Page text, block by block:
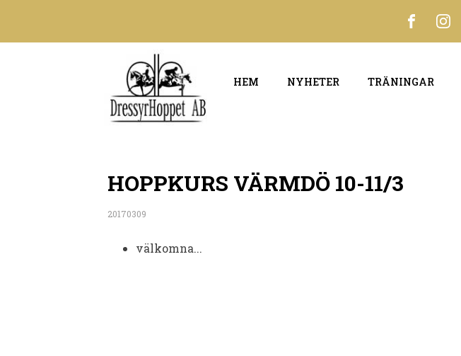
HEM NYHETER TRÄNINGAR
HOPPKURS VÄRMDÖ 10-11/3
20170309
välkomna...